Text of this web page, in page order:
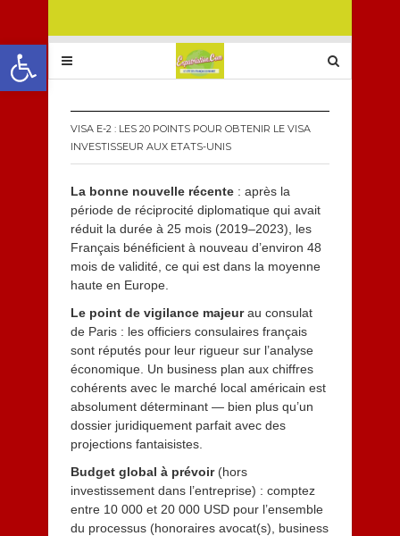
Ouvrir la barre d’outils
VISA E-2 : LES 20 POINTS POUR OBTENIR LE VISA
INVESTISSEUR AUX ETATS-UNIS
La bonne nouvelle récente: après la
période de réciprocité diplomatique qui avait
réduit la durée à 25 mois (2019–2023), les
Français bénéficient à nouveau d’environ 48
mois de validité, ce qui est dans la moyenne
haute en Europe.
Le point de vigilance majeurau consulat
de Paris : les officiers consulaires français
sont réputés pour leur rigueur sur l’analyse
économique. Un business plan aux chiffres
cohérents avec le marché local américain est
absolument déterminant — bien plus qu’un
dossier juridiquement parfait avec des
projections fantaisistes.
Budget global à prévoir(hors
investissement dans l’entreprise) : comptez
entre 10 000 et 20 000 USD pour l’ensemble
du processus (honoraires avocat(s), business